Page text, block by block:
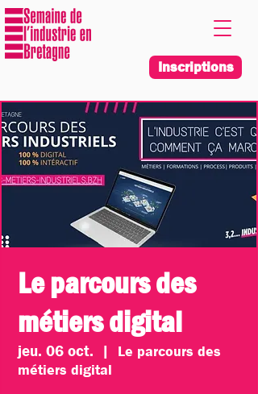
Inscriptions
Le parcours des
métiers digital
jeu. 06 oct.
  |
Le parcours des
métiers digital